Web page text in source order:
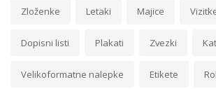
Zloženke Letaki Majice
Dopisni listi Plakati Zvezki
Velikoformatne nalepke Etikete